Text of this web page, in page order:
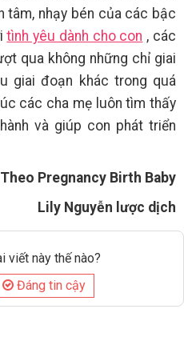
tâm, nhạy bén của các bậc
tình yêu dành cho con , các
qua không những chỉ giai
giai đoạn khác trong quá
các cha mẹ luôn tìm thấy
và giúp con phát triển
Theo Pregnancy Birth Baby
Lily Nguyễn lược dịch
viết này thế nào?
Đáng tin cậy